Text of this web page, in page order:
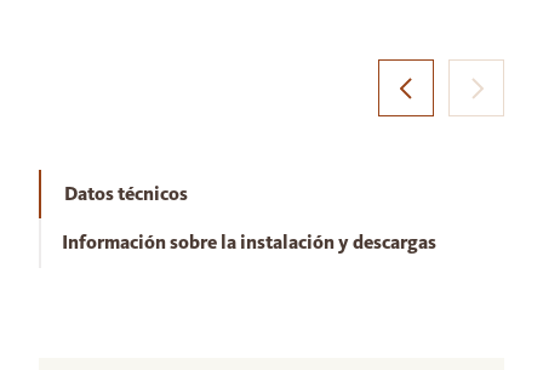
Datos técnicos
Información sobre la instalación y descargas